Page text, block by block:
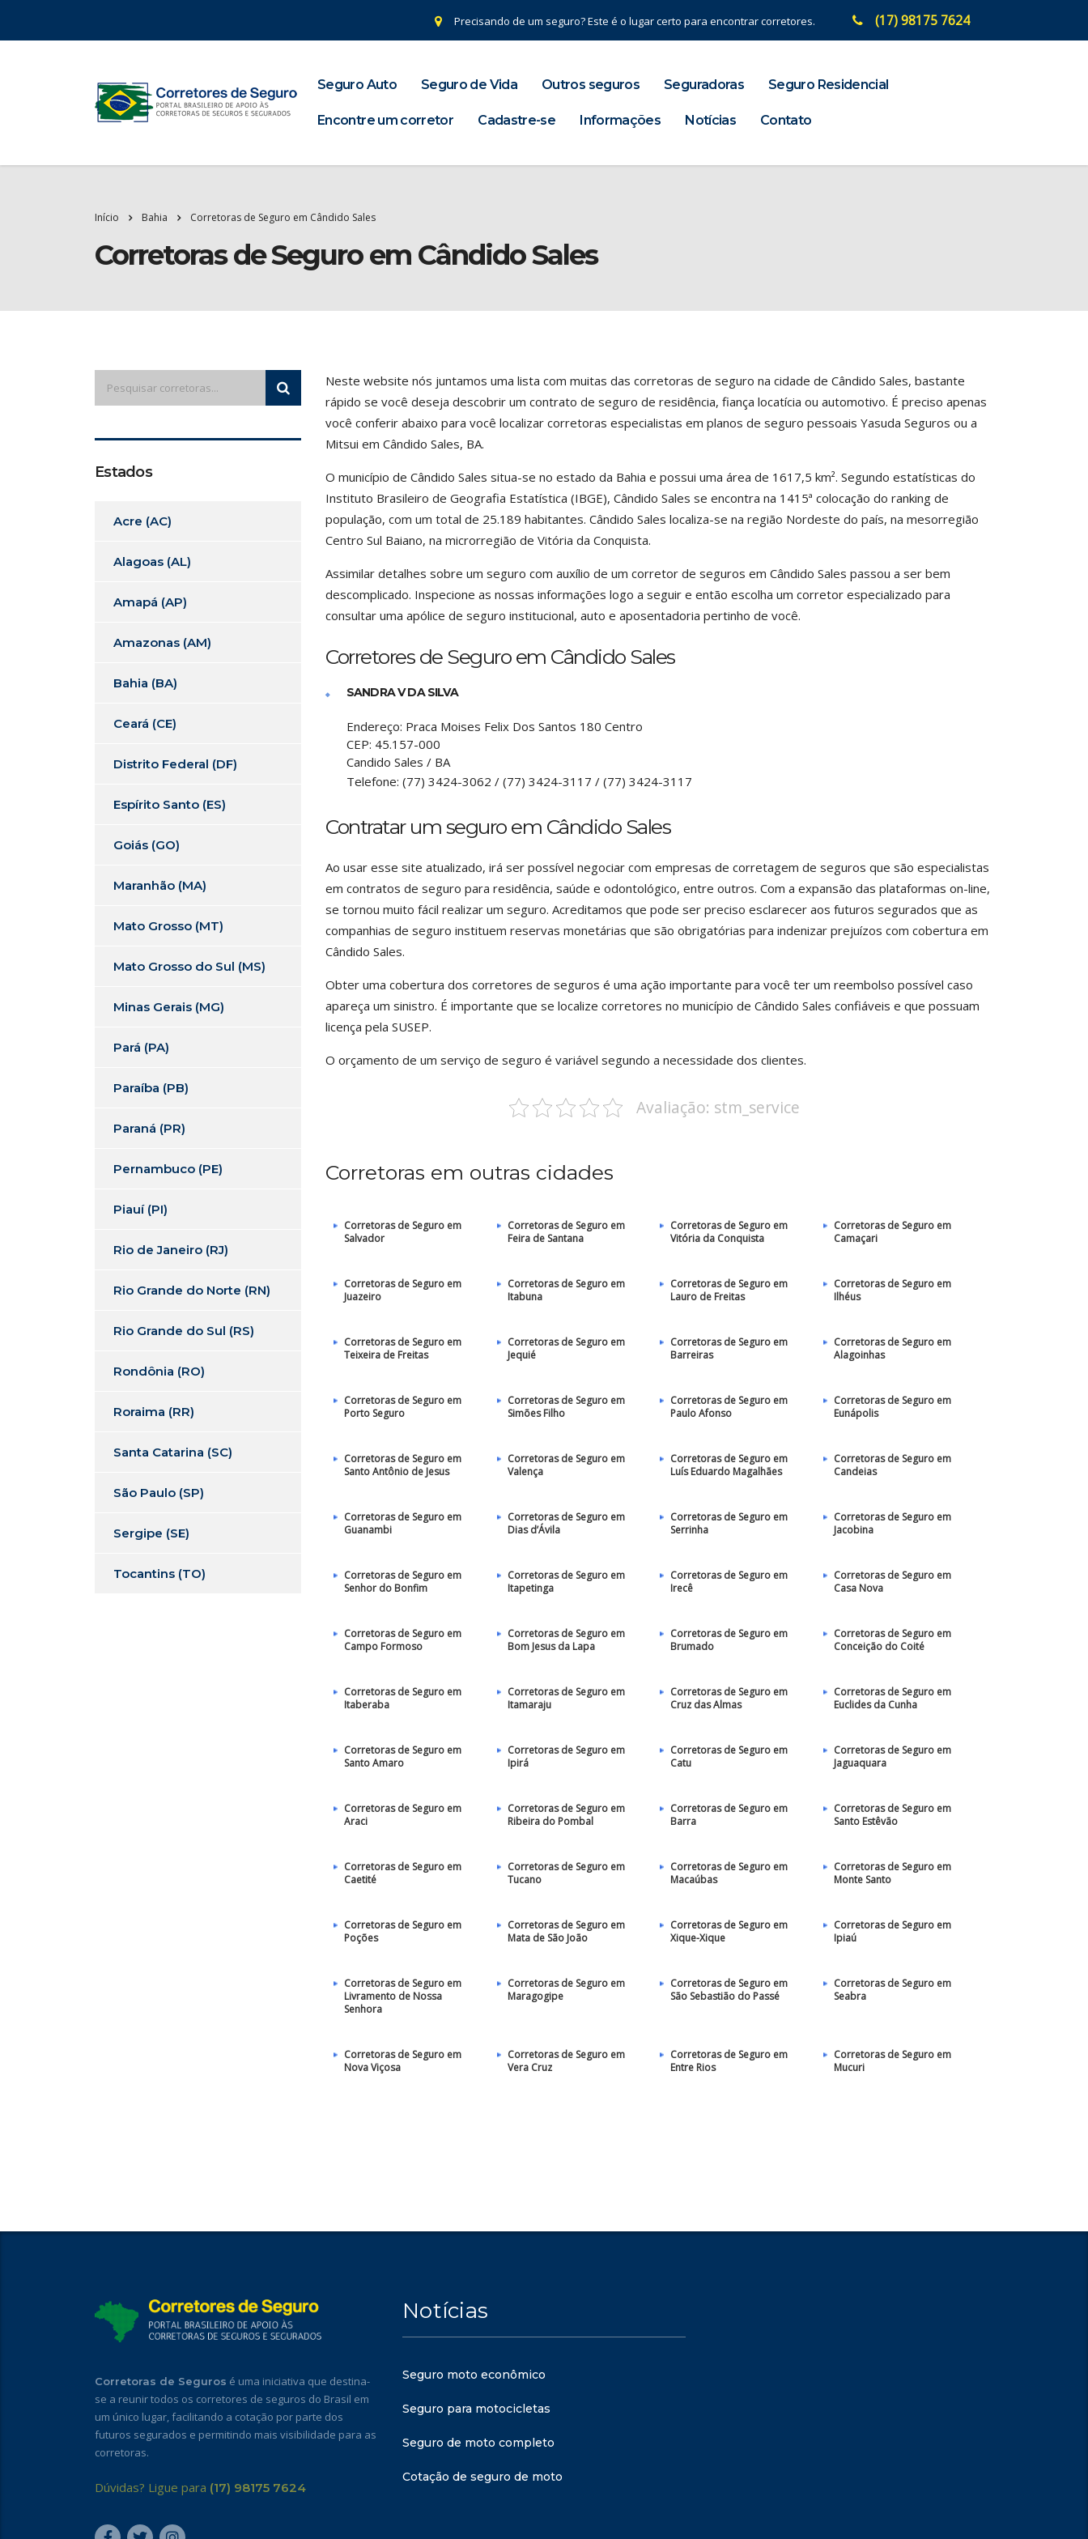
Precisando de um seguro? Este é o lugar certo para encontrar corretores. (17) 98175 7624
Seguro Auto Seguro de Vida Outros seguros Seguradoras Seguro Residencial
Encontre um corretor Cadastre-se Informações Notícias Contato
Início Bahia Corretoras de Seguro em Cândido Sales
Corretoras de Seguro em Cândido Sales
Neste website nós juntamos uma lista com muitas das corretoras de seguro na cidade de Cândido Sales, bastante
rápido se você deseja descobrir um contrato de seguro de residência, fiança locatícia ou automotivo. É preciso apenas
você conferir abaixo para você localizar corretoras especialistas em planos de seguro pessoais Yasuda Seguros ou a
Mitsui em Cândido Sales, BA.
O município de Cândido Sales situa-se no estado da Bahia e possui uma área de 1617,5 km². Segundo estatísticas do
Instituto Brasileiro de Geografia Estatística (IBGE), Cândido Sales se encontra na 1415ª colocação do ranking de
população, com um total de 25.189 habitantes. Cândido Sales localiza-se na região Nordeste do país, na mesorregião
Centro Sul Baiano, na microrregião de Vitória da Conquista.
Assimilar detalhes sobre um seguro com auxílio de um corretor de seguros em Cândido Sales passou a ser bem
descomplicado. Inspecione as nossas informações logo a seguir e então escolha um corretor especializado para
consultar uma apólice de seguro institucional, auto e aposentadoria pertinho de você.
Corretores de Seguro em Cândido Sales
SANDRA V DA SILVA
Endereço: Praca Moises Felix Dos Santos 180 Centro
CEP: 45.157-000
Candido Sales / BA
Telefone: (77) 3424-3062 / (77) 3424-3117 / (77) 3424-3117
Contratar um seguro em Cândido Sales
Ao usar esse site atualizado, irá ser possível negociar com empresas de corretagem de seguros que são especialistas
em contratos de seguro para residência, saúde e odontológico, entre outros. Com a expansão das plataformas on-line,
se tornou muito fácil realizar um seguro. Acreditamos que pode ser preciso esclarecer aos futuros segurados que as
companhias de seguro instituem reservas monetárias que são obrigatórias para indenizar prejuízos com cobertura em
Cândido Sales.
Obter uma cobertura dos corretores de seguros é uma ação importante para você ter um reembolso possível caso
apareça um sinistro. É importante que se localize corretores no município de Cândido Sales confiáveis e que possuam
licença pela SUSEP.
O orçamento de um serviço de seguro é variável segundo a necessidade dos clientes.
Avaliação: stm_service
Corretoras em outras cidades
Corretoras de Seguro em
Salvador
Corretoras de Seguro em
Feira de Santana
Corretoras de Seguro em
Vitória da Conquista
Corretoras de Seguro em
Camaçari
Corretoras de Seguro em
Juazeiro
Corretoras de Seguro em
Itabuna
Corretoras de Seguro em
Lauro de Freitas
Corretoras de Seguro em
Ilhéus
Corretoras de Seguro em
Teixeira de Freitas
Corretoras de Seguro em
Jequié
Corretoras de Seguro em
Barreiras
Corretoras de Seguro em
Alagoinhas
Corretoras de Seguro em
Porto Seguro
Corretoras de Seguro em
Simões Filho
Corretoras de Seguro em
Paulo Afonso
Corretoras de Seguro em
Eunápolis
Corretoras de Seguro em
Santo Antônio de Jesus
Corretoras de Seguro em
Valença
Corretoras de Seguro em
Luís Eduardo Magalhães
Corretoras de Seguro em
Candeias
Corretoras de Seguro em
Guanambi
Corretoras de Seguro em
Dias d’Ávila
Corretoras de Seguro em
Serrinha
Corretoras de Seguro em
Jacobina
Corretoras de Seguro em
Senhor do Bonfim
Corretoras de Seguro em
Itapetinga
Corretoras de Seguro em
Irecê
Corretoras de Seguro em
Casa Nova
Corretoras de Seguro em
Campo Formoso
Corretoras de Seguro em
Bom Jesus da Lapa
Corretoras de Seguro em
Brumado
Corretoras de Seguro em
Conceição do Coité
Corretoras de Seguro em
Itaberaba
Corretoras de Seguro em
Itamaraju
Corretoras de Seguro em
Cruz das Almas
Corretoras de Seguro em
Euclides da Cunha
Corretoras de Seguro em
Santo Amaro
Corretoras de Seguro em
Ipirá
Corretoras de Seguro em
Catu
Corretoras de Seguro em
Jaguaquara
Corretoras de Seguro em
Araci
Corretoras de Seguro em
Ribeira do Pombal
Corretoras de Seguro em
Barra
Corretoras de Seguro em
Santo Estêvão
Corretoras de Seguro em
Caetité
Corretoras de Seguro em
Tucano
Corretoras de Seguro em
Macaúbas
Corretoras de Seguro em
Monte Santo
Corretoras de Seguro em
Poções
Corretoras de Seguro em
Mata de São João
Corretoras de Seguro em
Xique-Xique
Corretoras de Seguro em
Ipiaú
Corretoras de Seguro em
Livramento de Nossa
Senhora
Corretoras de Seguro em
Maragogipe
Corretoras de Seguro em
São Sebastião do Passé
Corretoras de Seguro em
Seabra
Corretoras de Seguro em
Nova Viçosa
Corretoras de Seguro em
Vera Cruz
Corretoras de Seguro em
Entre Rios
Corretoras de Seguro em
Mucuri
Estados
Acre (AC)
Alagoas (AL)
Amapá (AP)
Amazonas (AM)
Bahia (BA)
Ceará (CE)
Distrito Federal (DF)
Espírito Santo (ES)
Goiás (GO)
Maranhão (MA)
Mato Grosso (MT)
Mato Grosso do Sul (MS)
Minas Gerais (MG)
Pará (PA)
Paraíba (PB)
Paraná (PR)
Pernambuco (PE)
Piauí (PI)
Rio de Janeiro (RJ)
Rio Grande do Norte (RN)
Rio Grande do Sul (RS)
Rondônia (RO)
Roraima (RR)
Santa Catarina (SC)
São Paulo (SP)
Sergipe (SE)
Tocantins (TO)
Corretoras de Seguros é uma iniciativa que destina-
se a reunir todos os corretores de seguros do Brasil em
um único lugar, facilitando a cotação por parte dos
futuros segurados e permitindo mais visibilidade para as
corretoras.
Dúvidas? Ligue para (17) 98175 7624
Notícias
Seguro moto econômico
Seguro para motocicletas
Seguro de moto completo
Cotação de seguro de moto